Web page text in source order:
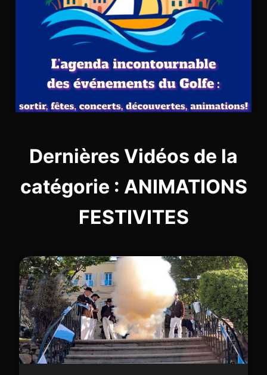
Dernières Vidéos de la
catégorie : ANIMATIONS
FESTIVITES